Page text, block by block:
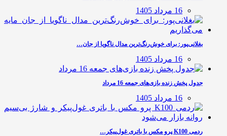
16 مرداد 1405
بغلانی‌پور: برای خوش‌رنگ‌ترین مدال ناگویا از جان…
16 مرداد 1405
جدول پخش زنده بازی‌های جمعه 16 مرداد
16 مرداد 1405
ردمی K100 پرو مکس با باتری غول‌پیکر…